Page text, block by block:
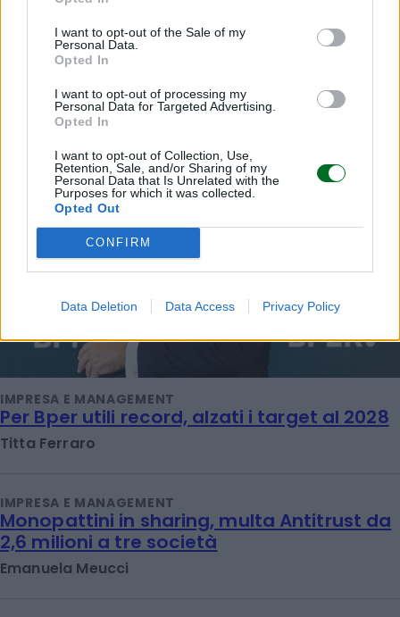
I want to opt-out of the Sale of my
Personal Data.
Opted In
I want to opt-out of processing my
Personal Data for Targeted Advertising.
Opted In
I want to opt-out of Collection, Use,
Retention, Sale, and/or Sharing of my
Personal Data that Is Unrelated with the
Purposes for which it was collected.
Opted Out
CONFIRM
Data Deletion Data Access Privacy Policy
IMPRESA E MANAGEMENT
Per Bper utili record, alzati i target al 2028
Titta Ferraro
IMPRESA E MANAGEMENT
Monopattini in sharing, multa Antitrust da
2,6 milioni a tre società
Emanuela Meucci